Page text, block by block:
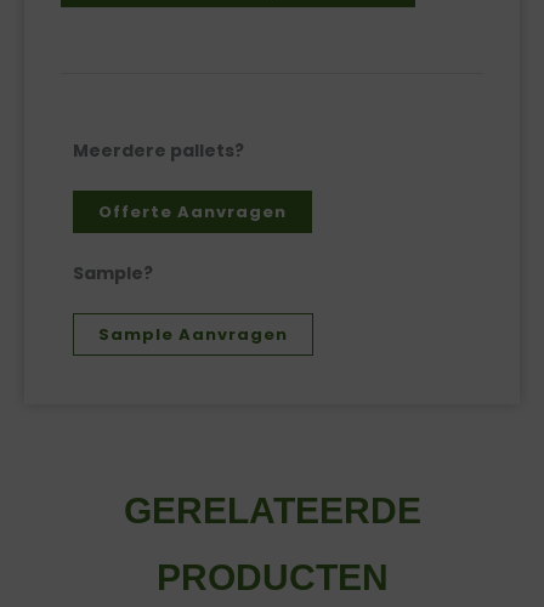
Meerdere pallets?
Offerte Aanvragen
Sample?
Sample Aanvragen
GERELATEERDE
PRODUCTEN